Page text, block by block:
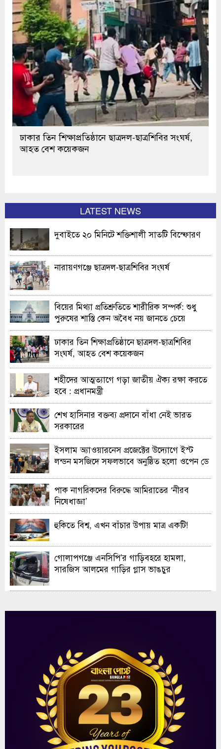
ঢাকার তিন শিক্ষাপ্রতিষ্ঠানে ছাত্রদল-ছাত্রশিবির সংঘর্ষ,
আহত বেশ কয়েকজন
LATEST NEWS
দুবাইতে ২০ মিনিটে শক্তিশালী সাতটি বিস্ফোরণ
নারায়ণগঞ্জে ছাত্রদল-ছাত্রশিবির সংঘর্ষ
বিয়ের মিথ্যা প্রতিশ্রুতিতে শারীরিক সম্পর্ক: শুধু
পুরুষের শাস্তি কেন অবৈধ নয় জানতে চেয়ে
হাইকোর্টের রুল
ঢাকার তিন শিক্ষাপ্রতিষ্ঠানে ছাত্রদল-ছাত্রশিবির
সংঘর্ষ, আহত বেশ কয়েকজন
শহীদের আত্মত্যাগে গড়া জাতীয় ঐক্য রক্ষা করতে
হবে : প্রধানমন্ত্রী
শেখ হাসিনার বক্তব্য প্রদানে বাঁধা নেই ভারত
সরকারের
ইসলাম অ্যাওয়ারনেস প্রজেক্টের উদ্যোগে ইস্ট
লন্ডন মসজিদে সফলভাবে অনুষ্ঠিত হলো ওপেন ডে
পাক নাগরিকদের বিরুদ্ধে আমিরাতের ‘নীরব
নিষেধাজ্ঞা’
হুকিতে বিশ্ব, এখন বাঁচার উপায় মাত্র একটি!
গোলাপগঞ্জে এনসিপি’র গাড়িবহরে হামলা,
সারজিস আলমের গাড়ির গ্লাস ভাঙচুর